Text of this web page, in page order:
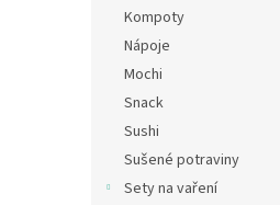
Kompoty
Nápoje
Mochi
Snack
Sushi
Sušené potraviny
Sety na vaření